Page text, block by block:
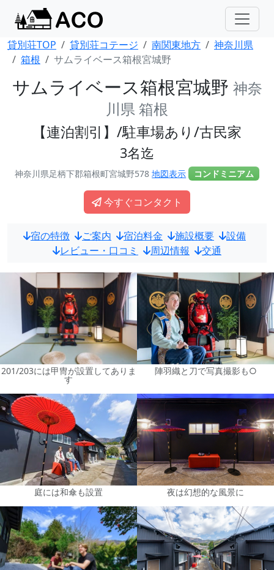
貸別荘TOP 貸別荘コテージ 南関東地方
神奈川県
箱根
サムライベース箱根宮城野
サムライベース箱根宮城野 神奈
川県 箱根
【連泊割引】/駐車場あり/古民家
3名迄
神奈川県足柄下郡箱根町宮城野578地図表示 コンドミニアム
今すぐコンタクト
宿の特徴 ご案内 宿泊料金 施設概要
設備
レビュー・口コミ
周辺情報 交通
201/203には甲冑が設置してありま
す
陣羽織と刀で写真撮影も○
庭には和傘も設置 夜は幻想的な風景に